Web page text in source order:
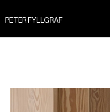
PETER FYLLGRAF